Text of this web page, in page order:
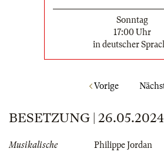
Sonntag
17:00 Uhr
in deutscher
Vorige
BESETZUNG | 26.05.2024
Musikalische
Philippe Jordan